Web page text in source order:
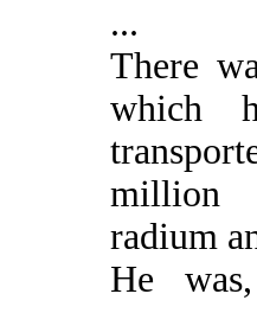
...
There
which
million
radium
He